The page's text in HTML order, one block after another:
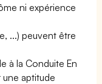
ni expérience
...) peuvent être
à la Conduite En
une aptitude